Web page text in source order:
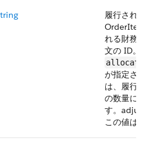
履行され
れる財務
文の ID。
が指定さ
は、履行
の数量に
す。
この値は